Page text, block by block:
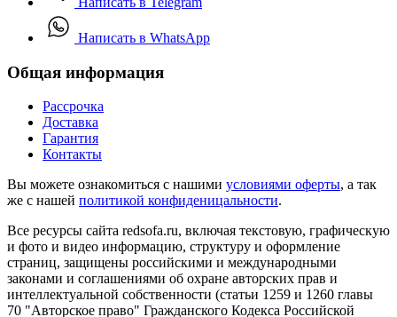
Написать в WhatsApp
Общая информация
Рассрочка
Доставка
Гарантия
Контакты
Вы можете ознакомиться с нашими условиями оферты, а так
же с нашей политикой конфиденицальности.
Все ресурсы сайта redsofa.ru, включая текстовую, графическую
и фото и видео информацию, структуру и оформление
страниц, защищены российскими и международными
законами и соглашениями об охране авторских прав и
интеллектуальной собственности (статьи 1259 и 1260 главы
70 "Авторское право" Гражданского Кодекса Российской